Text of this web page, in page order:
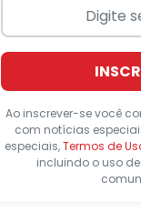
Ao inscrever-se você
com notícias
especiais,Termos de
incluindo o uso